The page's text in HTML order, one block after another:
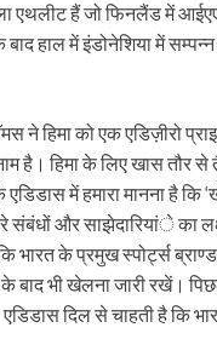
एथलीट हैं जो फिनलैंड में
हाल में इंडोनेशिया में सम्पन्न
ने हिमा को एक एडिज़ीरो
हिमा के लिए खास तौर से
में हमारा मानना है
संबंधों और साझेदारियांे का
भारत के प्रमुख स्पोर्ट्स
भी खेलना जारी रखें।
दिल से चाहती है कि